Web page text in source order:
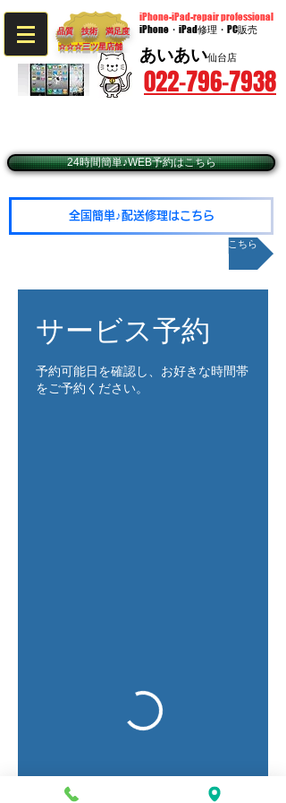
022-796-7938
☆☆☆​三ツ星店舗
品質 技術 満足度
iPhone-iPad-repair professional
iPhone・iPad修理・PC販売
あいあい仙台店
24時間簡単♪WEB予約はこちら
全国簡単♪配送修理はこちら
メールお問い合わせはこちら
サービス予約
予約可能日を確認し、お好きな時間帯
をご予約ください。